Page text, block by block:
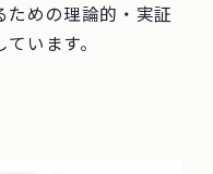
ための理論的・実証
います。